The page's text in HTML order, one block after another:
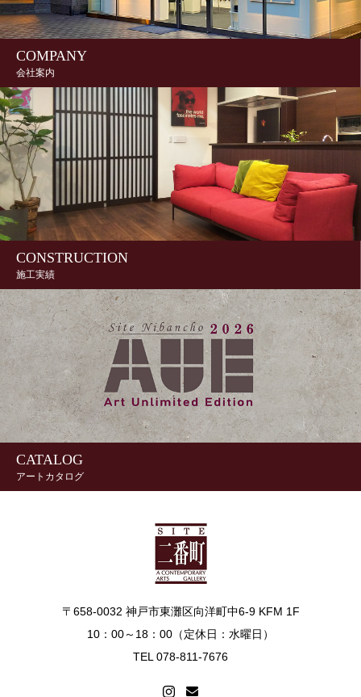
COMPANY
会社案内
CONSTRUCTION
施工実績
CATALOG
アートカタログ
〒658-0032 神戸市東灘区向洋町中6-9 KFM 1F
10：00～18：00（定休日：水曜日）
TEL 078-811-7676